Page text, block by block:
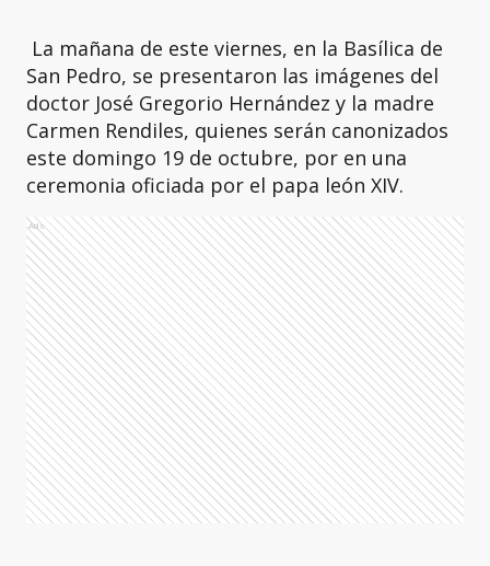
La mañana de este viernes, en la Basílica de
San Pedro, se presentaron las imágenes del
doctor José Gregorio Hernández y la madre
Carmen Rendiles, quienes serán canonizados
este domingo 19 de octubre, por en una
ceremonia oficiada por el papa león XIV.
Ads